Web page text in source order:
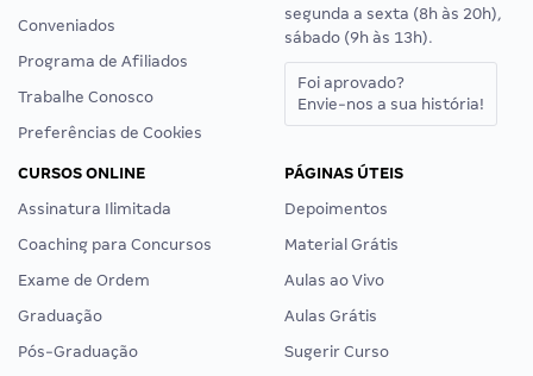
Conveniados
Programa de Afiliados
Trabalhe Conosco
Preferências de Cookies
segunda a sexta (8h às 20h),
sábado (9h às 13h).
Foi aprovado?
Envie-nos a sua história!
CURSOS ONLINE
Assinatura Ilimitada
Coaching para Concursos
Exame de Ordem
Graduação
Pós-Graduação
PÁGINAS ÚTEIS
Depoimentos
Material Grátis
Aulas ao Vivo
Aulas Grátis
Sugerir Curso